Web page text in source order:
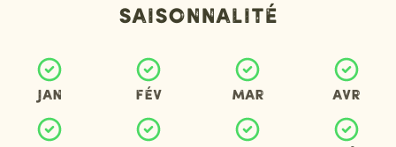
Saisonnalité
Jan Fév Mar Avr